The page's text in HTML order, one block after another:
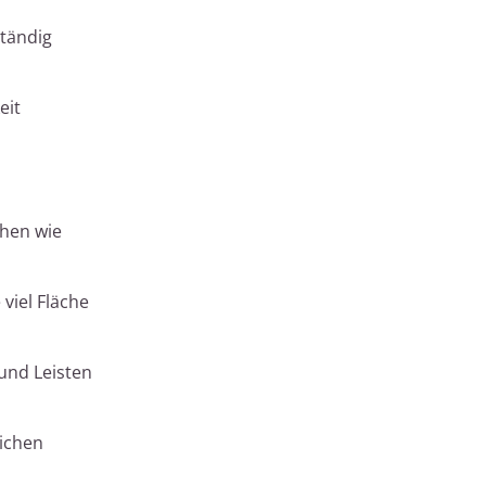
wie
Fläche
Leisten